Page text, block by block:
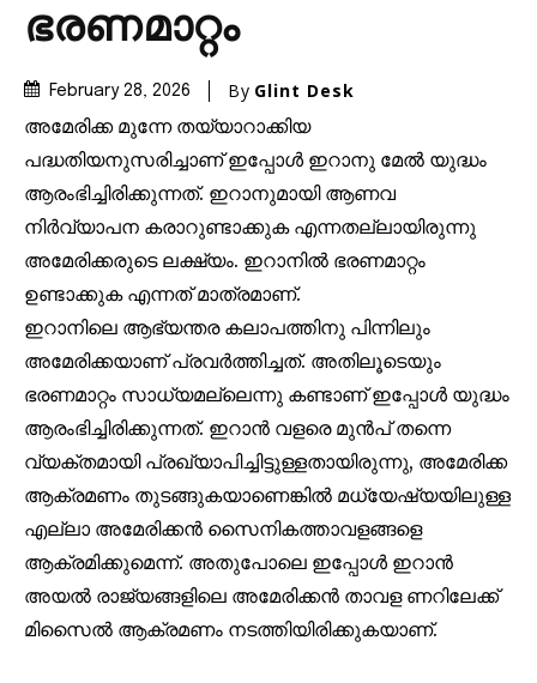
Join our community of
SUBSCRIBERS and be part of the
conversation.
To subscribe, simply enter your email address on our website
or click the subscribe button below. Don't worry, we respect
your privacy and won't spam your inbox. Your information is
safe with us.
32,111 32,214 11,243
ഭരണമാറ്റം
February 28, 2026 By Glint Desk
അമേരിക്ക മുന്നേ തയ്യാറാക്കിയ
പദ്ധതിയനുസരിച്ചാണ് ഇപ്പോൾ ഇറാനു മേൽ യുദ്ധം
ആരംഭിച്ചിരിക്കുന്നത്. ഇറാനുമായി ആണവ
നിർവ്യാപന കരാറുണ്ടാക്കുക എന്നതല്ലായിരുന്നു
അമേരിക്കരുടെ ലക്ഷ്യം. ഇറാനിൽ ഭരണമാറ്റം
ഉണ്ടാക്കുക എന്നത് മാത്രമാണ്.
ഇറാനിലെ ആഭ്യന്തര കലാപത്തിനു പിന്നിലും
അമേരിക്കയാണ് പ്രവർത്തിച്ചത്. അതിലൂടെയും
ഭരണമാറ്റം സാധ്യമല്ലെന്നു കണ്ടാണ് ഇപ്പോൾ യുദ്ധം
ആരംഭിച്ചിരിക്കുന്നത്. ഇറാൻ വളരെ മുൻപ് തന്നെ
വ്യക്തമായി പ്രഖ്യാപിച്ചിട്ടുള്ളതായിരുന്നു, അമേരിക്ക
ആക്രമണം തുടങ്ങുകയാണെങ്കിൽ മധ്യേഷ്യയിലുള്ള
എല്ലാ അമേരിക്കൻ സൈനികത്താവളങ്ങളെ
ആക്രമിക്കുമെന്ന്. അതുപോലെ ഇപ്പോൾ ഇറാൻ
അയൽ രാജ്യങ്ങളിലെ അമേരിക്കൻ താവള ണറിലേക്ക്
മിസൈൽ ആക്രമണം നടത്തിയിരിക്കുകയാണ്.